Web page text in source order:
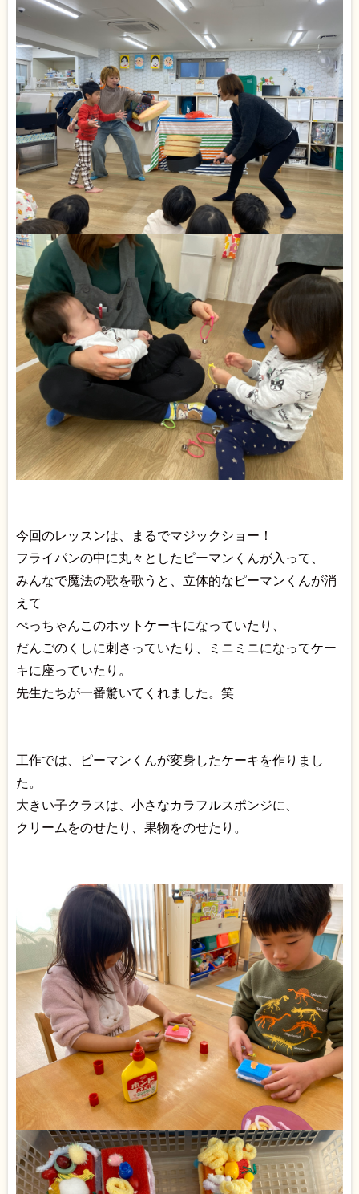
今回のレッスンは、まるでマジックショー！
フライパンの中に丸々としたピーマンくんが入って、
みんなで魔法の歌を歌うと、立体的なピーマンくんが消
えて
ぺっちゃんこのホットケーキになっていたり、
だんごのくしに刺さっていたり、ミニミニになってケー
キに座っていたり。
先生たちが一番驚いてくれました。笑
工作では、ピーマンくんが変身したケーキを作りまし
た。
大きい子クラスは、小さなカラフルスポンジに、
クリームをのせたり、果物をのせたり。